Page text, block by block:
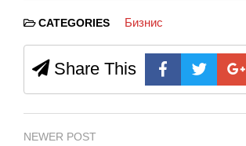
CATEGORIES Бизнис
Share This
NEWER POST